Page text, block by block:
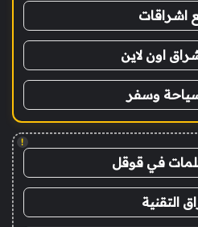
اشراقات
اون لاين
وسفر
!
في قوقل
التقنية